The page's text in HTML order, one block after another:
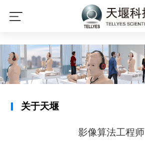
关于天堰
影像算法工程师